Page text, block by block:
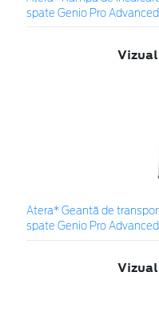
spate Genio Pro
Atera* Geantă de
spate Genio Pro Advanced